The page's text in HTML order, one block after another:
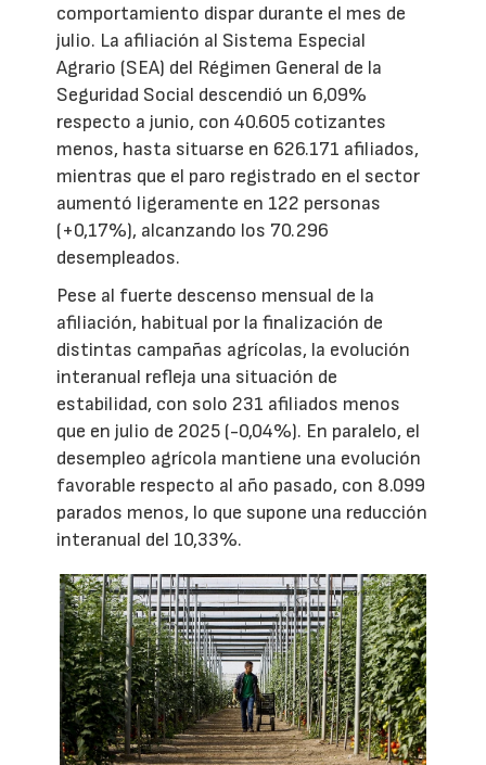
comportamiento dispar durante el mes de
julio. La afiliación al Sistema Especial
Agrario (SEA) del Régimen General de la
Seguridad Social descendió un 6,09%
respecto a junio, con 40.605 cotizantes
menos, hasta situarse en 626.171 afiliados,
mientras que el paro registrado en el sector
aumentó ligeramente en 122 personas
(+0,17%), alcanzando los 70.296
desempleados.
Pese al fuerte descenso mensual de la
afiliación, habitual por la finalización de
distintas campañas agrícolas, la evolución
interanual refleja una situación de
estabilidad, con solo 231 afiliados menos
que en julio de 2025 (-0,04%). En paralelo, el
desempleo agrícola mantiene una evolución
favorable respecto al año pasado, con 8.099
parados menos, lo que supone una reducción
interanual del 10,33%.